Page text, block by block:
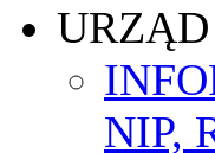
NIP,